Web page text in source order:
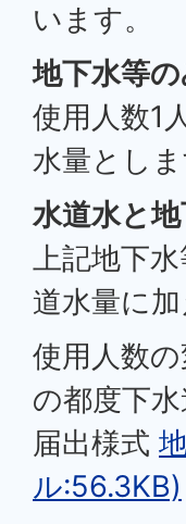
います。
地下水等
使用人数1
水量としま
水道水と
上記地下
道水量に
使用人数
の都度下
届出様式
ル:56.3KB)